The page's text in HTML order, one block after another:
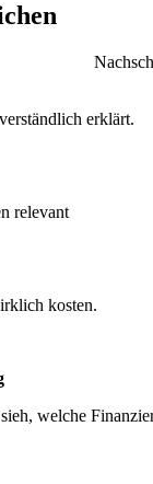
erklärt.
relevant
kosten.
welche